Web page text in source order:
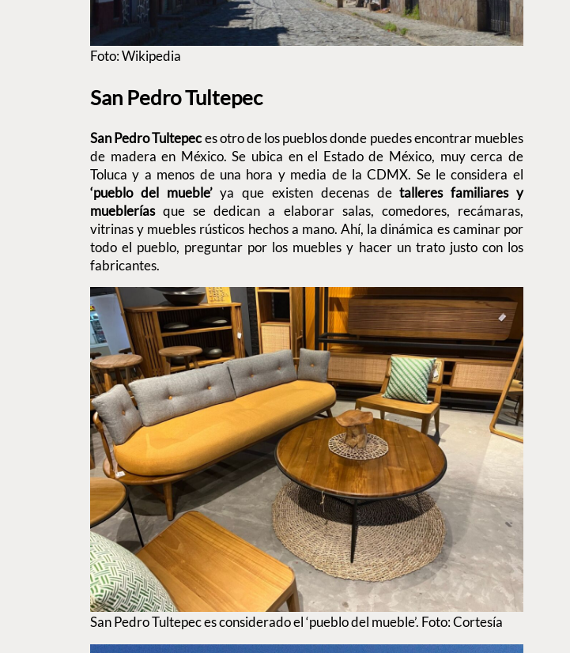
Foto: Wikipedia
San Pedro Tultepec
San Pedro Tultepeces otro de los pueblos donde puedes encontrar muebles
de madera en México. Se ubica en el Estado de México, muy cerca de
Toluca y a menos de una hora y media de la CDMX. Se le considera el
‘pueblo del mueble’ya que existen decenas detalleres familiares y
muebleríasque se dedican a elaborar salas, comedores, recámaras,
vitrinas y muebles rústicos hechos a mano. Ahí, la dinámica es caminar por
todo el pueblo, preguntar por los muebles y hacer un trato justo con los
fabricantes.
San Pedro Tultepec es considerado el ‘pueblo del mueble’. Foto: Cortesía